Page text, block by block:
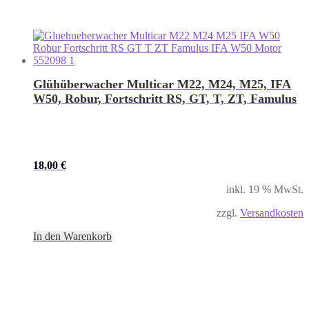
Glühüberwacher Multicar M22, M24, M25, IFA
W50, Robur, Fortschritt RS, GT, T, ZT, Famulus
18,00 €
inkl. 19 % MwSt.
zzgl. Versandkosten
In den Warenkorb